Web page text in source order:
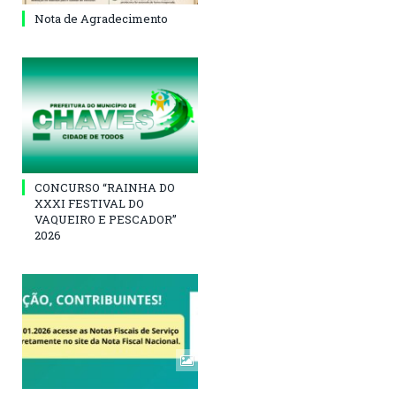
Nota de Agradecimento
CONCURSO “RAINHA DO
XXXI FESTIVAL DO
VAQUEIRO E PESCADOR”
2026